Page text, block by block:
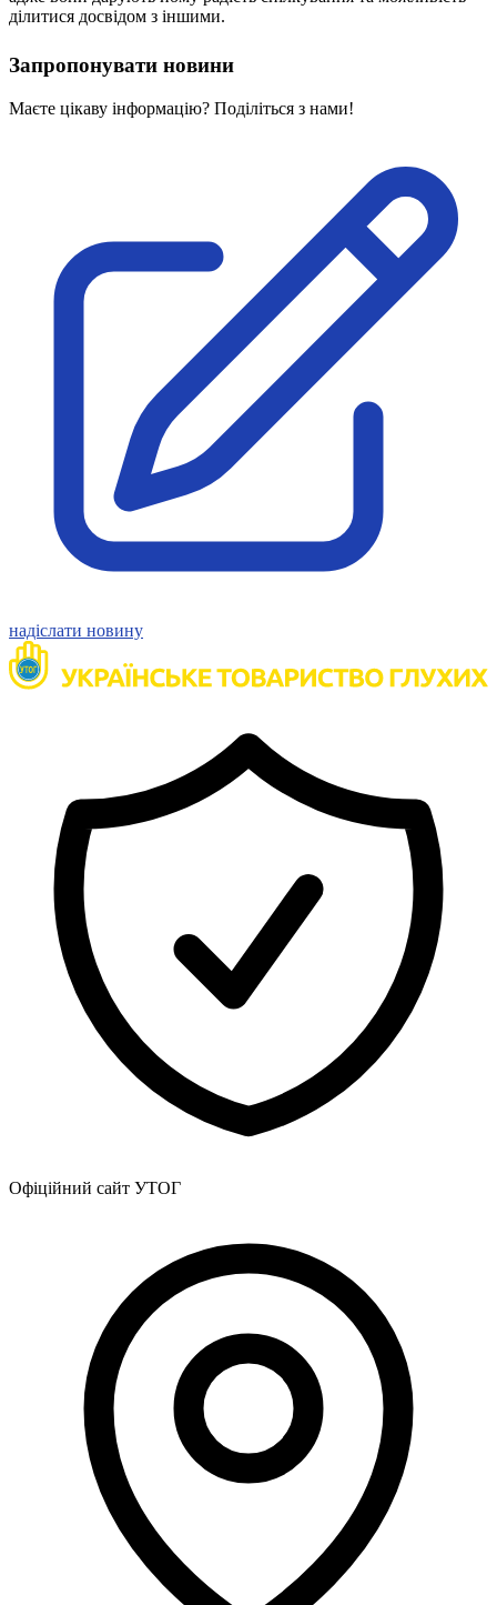
ділитися досвідом з іншими.
Запропонувати новини
Маєте цікаву інформацію? Поділіться з нами!
надіслати новину
Офіційний сайт УТОГ